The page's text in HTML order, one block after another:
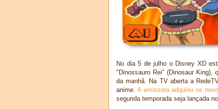
No dia 5 de julho o Disney XD
"Dinossauro Rei" (Dinosaur King),
da manhã. Na TV aberta a
anime. A emissora adquiriu os
segunda temporada seja lançada